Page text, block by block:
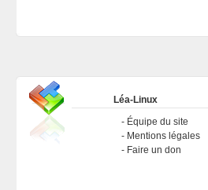
Léa-Linux
Équipe du site
Mentions légales
Faire un don